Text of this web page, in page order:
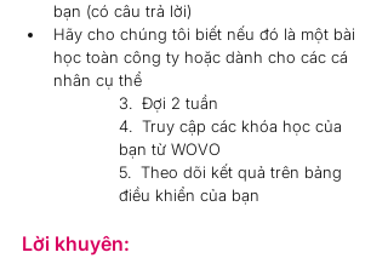
bạn (có câu trả lời)
Hãy cho chúng tôi biết nếu đó là một bài
học toàn công ty hoặc dành cho các cá
nhân cụ thể
3.  Đợi 2 tuần
4.  Truy cập các khóa học của
bạn từ WOVO
5.  Theo dõi kết quả trên bảng
điều khiển của bạn
Lời khuyên: